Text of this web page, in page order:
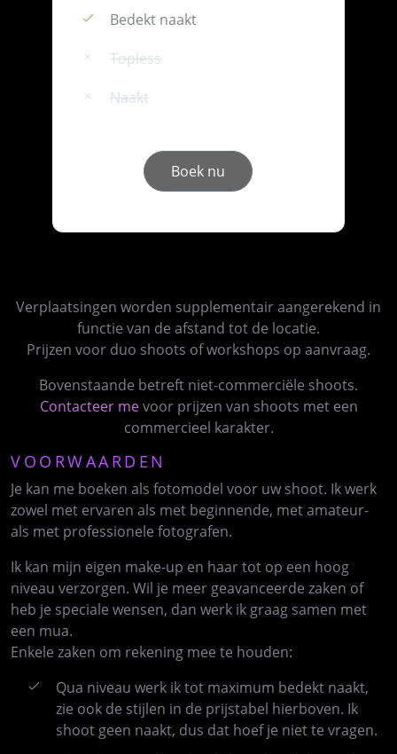
Bedekt naakt
Topless
Naakt
Boek nu
Verplaatsingen worden supplementair aangerekend in
functie van de afstand tot de locatie.
Prijzen voor duo shoots of workshops op aanvraag.
Bovenstaande betreft niet-commerciële shoots.
Contacteer mevoor prijzen van shoots met een
commercieel karakter.
VOORWAARDEN
Je kan me boeken als fotomodel voor uw shoot. Ik werk
zowel met ervaren als met beginnende, met amateur-
als met professionele fotografen.
Ik kan mijn eigen make-up en haar tot op een hoog
niveau verzorgen. Wil je meer geavanceerde zaken of
heb je speciale wensen, dan werk ik graag samen met
een mua.
Enkele zaken om rekening mee te houden:
Qua niveau werk ik tot maximum bedekt naakt,
zie ook de stijlen in de prijstabel hierboven. Ik
shoot geen naakt, dus dat hoef je niet te vragen.